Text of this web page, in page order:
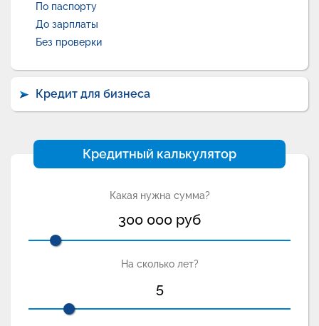
По паспорту
До зарплаты
Без проверки
Кредит для бизнеса
Кредитный калькулятор
Какая нужна сумма?
300 000 руб
На сколько лет?
5